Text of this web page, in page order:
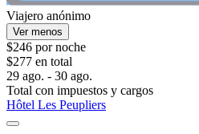
Viajero anónimo
Ver menos
$246 por noche
$277 en total
29 ago. - 30 ago.
Total con impuestos y cargos
Hôtel Les Peupliers